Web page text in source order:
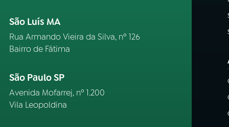
São Luís MA
Rua Armando Vieira da Silva, nº 126
Bairro de Fátima
São Paulo SP
Avenida Mofarrej, nº 1.200
Vila Leopoldina